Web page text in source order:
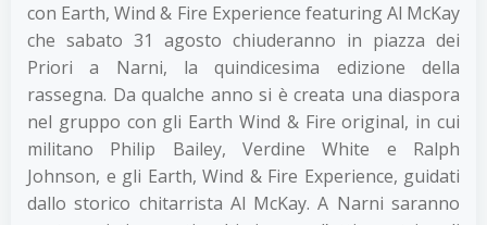
con Earth, Wind & Fire Experience featuring Al McKay
che sabato 31 agosto chiuderanno in piazza dei
Priori a Narni, la quindicesima edizione della
rassegna. Da qualche anno si è creata una diaspora
nel gruppo con gli Earth Wind & Fire original, in cui
militano Philip Bailey, Verdine White e Ralph
Johnson, e gli Earth, Wind & Fire Experience, guidati
dallo storico chitarrista Al McKay. A Narni saranno